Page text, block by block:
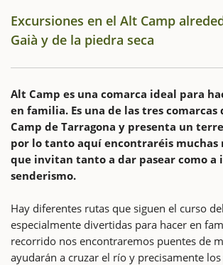
Excursiones en el Alt Camp
Gaià y de la piedra seca
Alt Camp es una comarca ideal para
en familia. Es una de las tres
Camp de Tarragona y presenta un
por lo tanto aquí encontraréis muchas
que invitan tanto a dar pasear como a
senderismo.
Hay diferentes rutas que siguen el curso
especialmente divertidas para hacer en
recorrido nos encontraremos puentes de
ayudarán a cruzar el río y precisamente